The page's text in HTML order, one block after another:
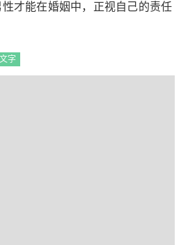
才能在婚姻中，正视自己的责任
字